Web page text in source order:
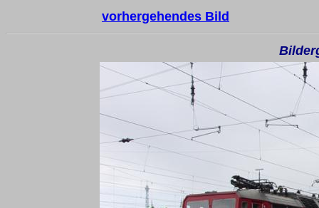
vorhergehendes Bild